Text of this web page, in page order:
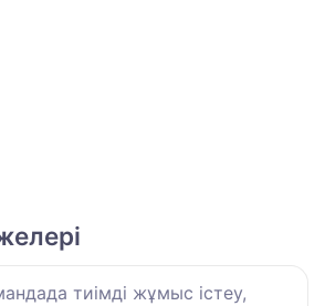
тиімді жұмыс істеу,